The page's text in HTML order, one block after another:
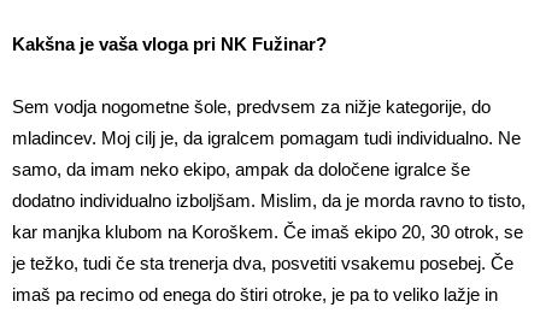
Kakšna je vaša vloga pri NK Fužinar?
Sem vodja nogometne šole, predvsem za nižje kategorije, do
mladincev. Moj cilj je, da igralcem pomagam tudi individualno. Ne
samo, da imam neko ekipo, ampak da določene igralce še
dodatno individualno izboljšam. Mislim, da je morda ravno to tisto,
kar manjka klubom na Koroškem. Če imaš ekipo 20, 30 otrok, se
je težko, tudi če sta trenerja dva, posvetiti vsakemu posebej. Če
imaš pa recimo od enega do štiri otroke, je pa to veliko lažje in